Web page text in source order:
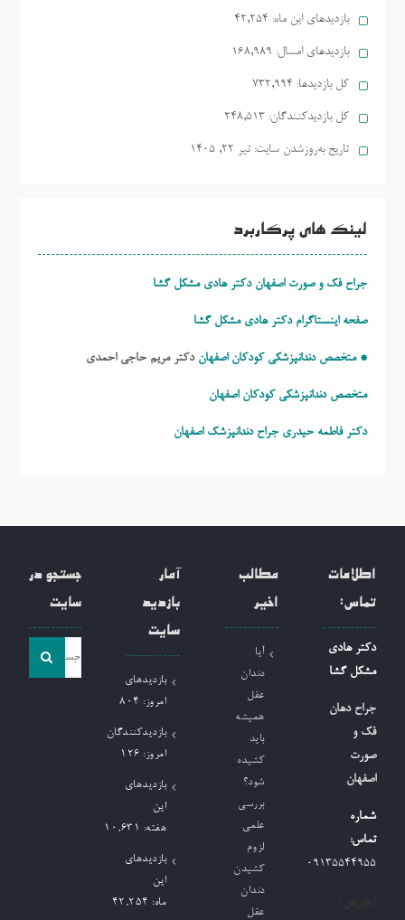
بازدیدهای این ماه: 42,254
بازدیدهای امسال: 168,989
کل بازدیدها: 732,994
کل بازدیدکنند‌گان: 248,513
تاریخ به‌روزشدن سایت: تیر ۲۲, ۱۴۰۵
لینک های پرکاربرد
جراح فک و صورت اصفهان دکتر هادی مشکل گشا
صفحه اینستاگرام دکتر هادی مشکل گشا
* متخصص دندانپزشکی کودکان اصفهان دکتر مریم حاجی احمدی
متخصص دندانپزشکی کودکان اصفهان
دکتر فاطمه حیدری جراح دندانپزشک اصفهان
اطلاعات
تماس:
دکتر هادی
مشکل گشا
جراح دهان
فک و
صورت
اصفهان
شماره
تماس:
09135544955
مطالب
اخیر
آیا
دندان
عقل
همیشه
باید
کشیده
شود؟
بررسی
علمی
لزوم
کشیدن
دندان
عقل
آمار
بازدید
سایت
بازدیدهای
امروز: 804
بازدیدکنندگان
امروز: 126
بازدیدهای
این
هفته: 10,631
بازدیدهای
این
ماه: 42,254
جستجو در
سایت